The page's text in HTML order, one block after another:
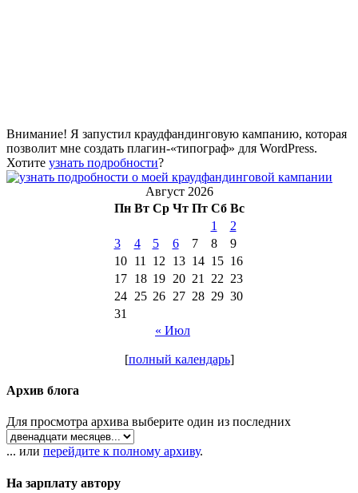
Внимание! Я запустил краудфандинговую кампанию, которая
позволит мне создать плагин-«типограф» для WordPress.
Хотите узнать подробности?
Август 2026
Пн Вт Ср Чт Пт Сб Вс
1
2
3
4 5 6 7 8
9
10
11 12 13 14 15 16
17
18 19 20 21 22 23
24
25 26 27 28 29 30
31
« Июл
[полный календарь]
Архив блога
Для просмотра архива выберите один из последних
... или перейдите к полному архиву.
На зарплату автору